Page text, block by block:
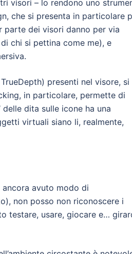
visori – lo rendono uno
che si presenta in particolare
parte dei visori danno per via
chi si pettina come me), e
presenti nel visore, si
in particolare, permette di
dita sulle icone ha una
virtuali siano li, realmente,
ancora avuto modo di
non posso non riconoscere i
testare, usare, giocare e…